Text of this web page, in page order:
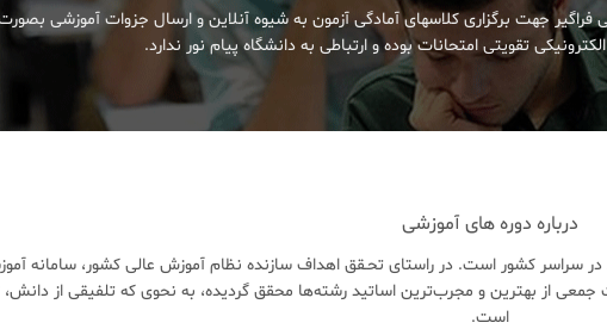
جهت برگزاری کلاسهای آمادگی آزمون به شیوه آنلاین و ارسال جزوات آموزشی
تقویتی امتحانات بوده و ارتباطی به دانشگاه پیام نور ندارد.
درباره دوره های آموزشی
کشور است. در راستای تحـقق اهداف سازنده نظام آموزش عالی کشور، سامانه
از بهترین و مجرب‌ترین اساتید رشته‌ها محقق گردیده، به نحوی که تلفیقی از
است.